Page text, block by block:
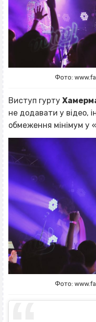
Фото:
Виступ гурту
не додавати у відео,
обмеження мінімум у
Фото: